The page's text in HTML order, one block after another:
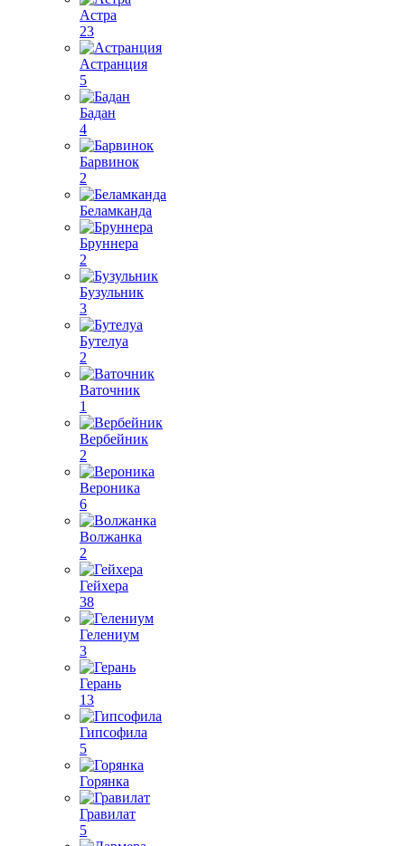
Астра
23
Астранция
5
Бадан
4
Барвинок
2
Беламканда
Бруннера
2
Бузульник
3
Бутелуа
2
Ваточник
1
Вербейник
2
Вероника
6
Волжанка
2
Гейхера
38
Гелениум
3
Герань
13
Гипсофила
5
Горянка
Гравилат
5